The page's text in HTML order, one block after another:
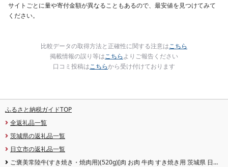
サイトごとに量や寄付金額が異なることもあるので、最安値を見つけてみて
ください。
比較データの取得方法と正確性に関する注意はこちら
掲載情報の誤り等はこちらよりご報告ください
口コミ投稿はこちらから受け付けております
ふるさと納税ガイドTOP
全返礼品一覧
茨城県の返礼品一覧
日立市の返礼品一覧
ご褒美常陸牛(すき焼き・焼肉用)(520g)[肉 お肉 牛肉 すき焼き用 茨城県 日立